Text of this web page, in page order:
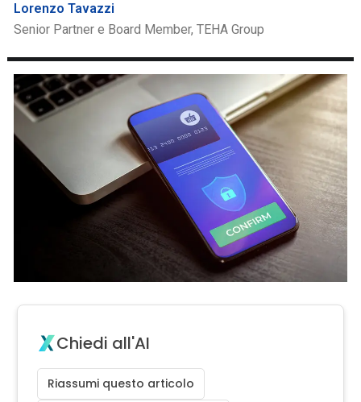
Lorenzo Tavazzi
Senior Partner e Board Member, TEHA Group
Chiedi all'AI
Riassumi questo articolo